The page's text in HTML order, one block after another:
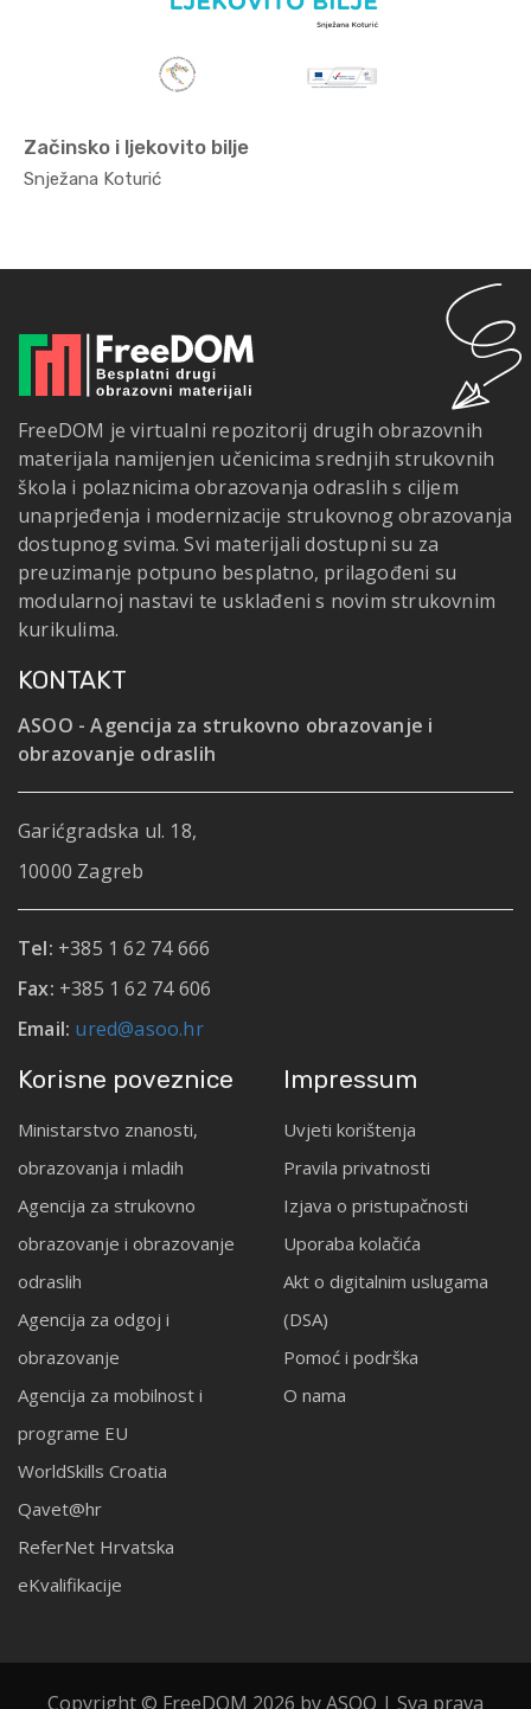
Začinsko i ljekovito bilje
Snježana Koturić
FreeDOM je virtualni repozitorij drugih obrazovnih
materijala namijenjen učenicima srednjih strukovnih
škola i polaznicima obrazovanja odraslih s ciljem
unaprjeđenja i modernizacije strukovnog obrazovanja
dostupnog svima. Svi materijali dostupni su za
preuzimanje potpuno besplatno, prilagođeni su
modularnoj nastavi te usklađeni s novim strukovnim
kurikulima.
KONTAKT
ASOO - Agencija za strukovno obrazovanje i
obrazovanje odraslih
Garićgradska ul. 18,
10000 Zagreb
Tel: +385 1 62 74 666
Fax: +385 1 62 74 606
Email: ured@asoo.hr
Korisne poveznice
Ministarstvo znanosti,
obrazovanja i mladih
Agencija za strukovno
obrazovanje i obrazovanje
odraslih
Agencija za odgoj i
obrazovanje
Agencija za mobilnost i
programe EU
WorldSkills Croatia
Qavet@hr
ReferNet Hrvatska
eKvalifikacije
Impressum
Uvjeti korištenja
Pravila privatnosti
Izjava o pristupačnosti
Uporaba kolačića
Akt o digitalnim uslugama
(DSA)
Pomoć i podrška
O nama
Copyright © FreeDOM 2026 by ASOO | Sva prava